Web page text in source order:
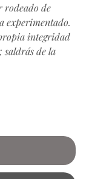
rodeado de
experimentado.
integridad
saldrás de la